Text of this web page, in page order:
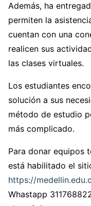
Además, ha
permiten la
cuentan con una
realicen sus
las clases virtuales.
Los estudiantes
solución a sus
método de estudio
más complicado.
Para donar equipos
está habilitado el
https://
Whastapp